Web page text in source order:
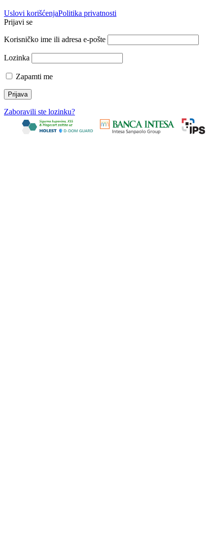
Uslovi korišćenjaPolitika privatnosti
Prijavi se
Korisničko ime ili adresa e-pošte
Lozinka
Zapamti me
Zaboravili ste lozinku?